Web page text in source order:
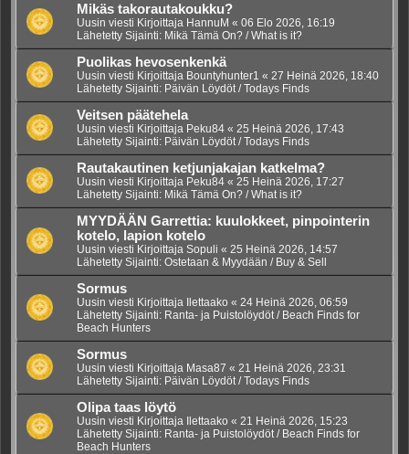
Mikäs takorautakoukku?
Uusin viesti Kirjoittaja HannuM « 06 Elo 2026, 16:19
Lähetetty Sijainti: Mikä Tämä On? / What is it?
Puolikas hevosenkenkä
Uusin viesti Kirjoittaja Bountyhunter1 « 27 Heinä 2026, 18:40
Lähetetty Sijainti: Päivän Löydöt / Todays Finds
Veitsen päätehela
Uusin viesti Kirjoittaja Peku84 « 25 Heinä 2026, 17:43
Lähetetty Sijainti: Päivän Löydöt / Todays Finds
Rautakautinen ketjunjakajan katkelma?
Uusin viesti Kirjoittaja Peku84 « 25 Heinä 2026, 17:27
Lähetetty Sijainti: Mikä Tämä On? / What is it?
MYYDÄÄN Garrettia: kuulokkeet, pinpointerin
kotelo, lapion kotelo
Uusin viesti Kirjoittaja Sopuli « 25 Heinä 2026, 14:57
Lähetetty Sijainti: Ostetaan & Myydään / Buy & Sell
Sormus
Uusin viesti Kirjoittaja Ilettaako « 24 Heinä 2026, 06:59
Lähetetty Sijainti: Ranta- ja Puistolöydöt / Beach Finds for
Beach Hunters
Sormus
Uusin viesti Kirjoittaja Masa87 « 21 Heinä 2026, 23:31
Lähetetty Sijainti: Päivän Löydöt / Todays Finds
Olipa taas löytö
Uusin viesti Kirjoittaja Ilettaako « 21 Heinä 2026, 15:23
Lähetetty Sijainti: Ranta- ja Puistolöydöt / Beach Finds for
Beach Hunters